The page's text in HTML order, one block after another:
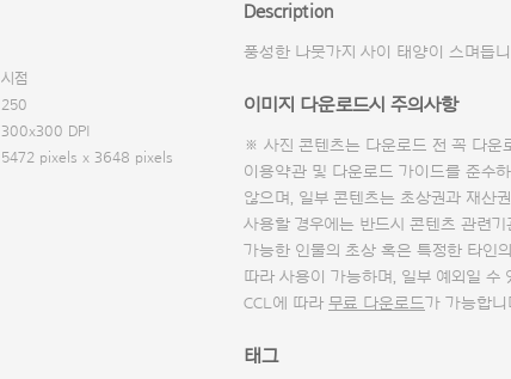
시점
250
300x300 DPI
5472 pixels x 3648 pixels
Description
풍성한 나뭇가지 사이 태양이 스며듭니
이미지 다운로드시 주의사항
※ 사진 콘텐츠는 다운로드 전 꼭 다운
이용약관 및 다운로드 가이드를 준수
않으며, 일부 콘텐츠는 초상권과 재산
사용할 경우에는 반드시 콘텐츠 관련
가능한 인물의 초상 혹은 특정한 타인
따라 사용이 가능하며, 일부 예외일
CCL에 따라 무료 다운로드가 가능합니
태그